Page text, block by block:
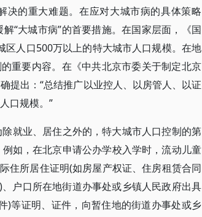
决的重大难题。在应对大城市病的具体策略
“大城市病”的首要措施。在国家层面，《国
人口500万以上的特大城市人口规模。在地
重要内容。在《中共北京市委关于制定北京
提出：“总结推广以业控人、以房管人、以证
口规模。”
就业、居住之外的，特大城市人口控制的第
如，在北京申请公办学校入学时，流动儿童
住所居住证明(如房屋产权证、住房租赁合同
户口所在地街道办事处或乡镇人民政府出具
)等证明、证件，向暂住地的街道办事处或乡